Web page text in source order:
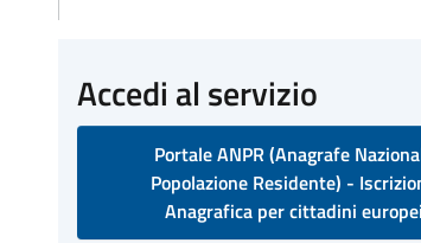
Accedi al servizio
Portale ANPR (Anagrafe
Popolazione Residente) -
Anagrafica per cittadini europei